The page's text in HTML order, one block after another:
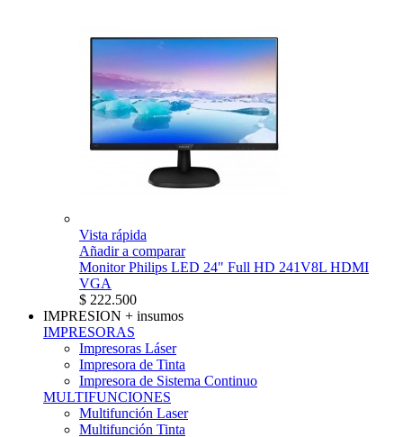
Vista rápida
Añadir a comparar
Monitor Philips LED 24" Full HD 241V8L HDMI
VGA
$ 222.500
IMPRESION + insumos
IMPRESORAS
Impresoras Láser
Impresora de Tinta
Impresora de Sistema Continuo
MULTIFUNCIONES
Multifunción Laser
Multifunción Tinta